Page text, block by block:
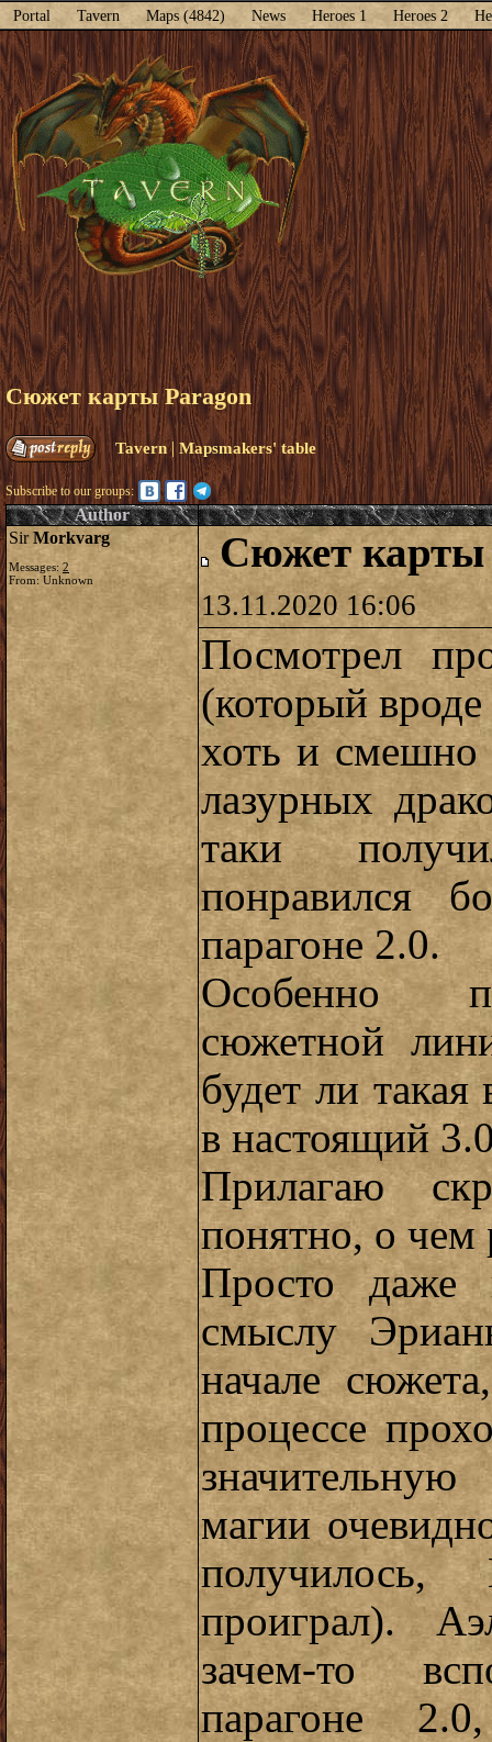
Portal Tavern Maps (4842) News Heroes 1 Heroes 2
Сюжет карты Paragon
Tavern| Mapsmakers' table
Subscribe to our groups:
Author
SirMorkvarg
Messages:2
From: Unknown
Сюжет карты
13.11.2020 16:06
Посмотрел
(который вроде
хоть и смешно
лазурных
таки
понравился
парагоне 2.0.
Особенно
сюжетной
будет ли такая
в настоящий
Прилагаю
понятно, о чем
Просто даже
смыслу
начале
процессе
магии
проиграл).
зачем-то
парагоне